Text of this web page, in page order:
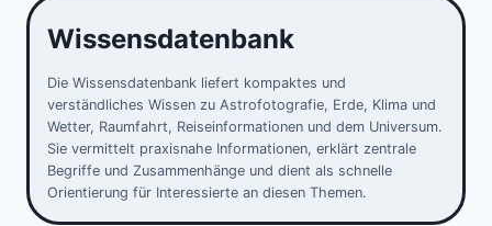
Wissensdatenbank
Die Wissensdatenbank liefert kompaktes und
verständliches Wissen zu Astrofotografie, Erde, Klima und
Wetter, Raumfahrt, Reiseinformationen und dem Universum.
Sie vermittelt praxisnahe Informationen, erklärt zentrale
Begriffe und Zusammenhänge und dient als schnelle
Orientierung für Interessierte an diesen Themen.